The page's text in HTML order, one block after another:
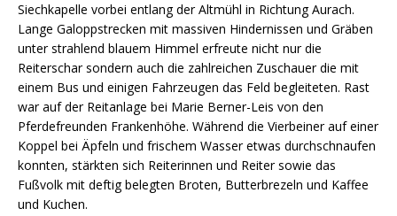
Siechkapelle vorbei entlang der Altmühl in Richtung Aurach.
Lange Galoppstrecken mit massiven Hindernissen und Gräben
unter strahlend blauem Himmel erfreute nicht nur die
Reiterschar sondern auch die zahlreichen Zuschauer die mit
einem Bus und einigen Fahrzeugen das Feld begleiteten. Rast
war auf der Reitanlage bei Marie Berner-Leis von den
Pferdefreunden Frankenhöhe. Während die Vierbeiner auf einer
Koppel bei Äpfeln und frischem Wasser etwas durchschnaufen
konnten, stärkten sich Reiterinnen und Reiter sowie das
Fußvolk mit deftig belegten Broten, Butterbrezeln und Kaffee
und Kuchen.